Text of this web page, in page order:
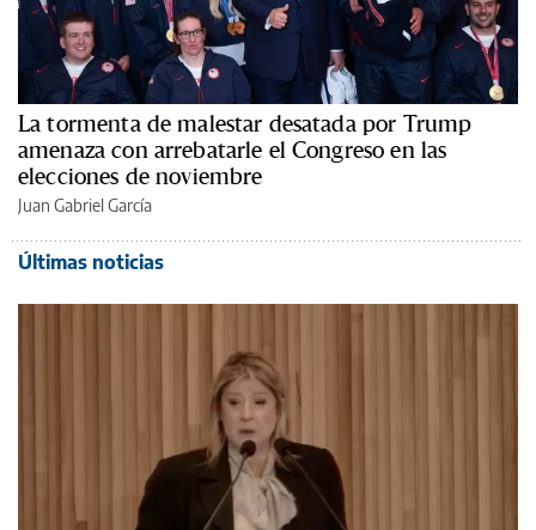
La tormenta de malestar desatada por Trump
amenaza con arrebatarle el Congreso en las
elecciones de noviembre
Juan Gabriel García
Últimas noticias